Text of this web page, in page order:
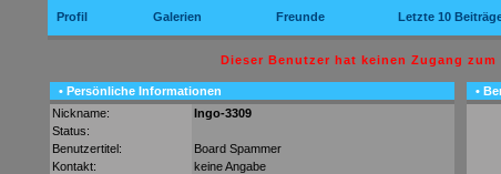
Profil Galerien Freunde Letzte 10
Dieser Benutzer hat keinen Zugang zum
• Persönliche Informationen
Nickname:
Ingo-3309
Status:
Benutzertitel:
Board Spammer
Kontakt:
keine Angabe
•